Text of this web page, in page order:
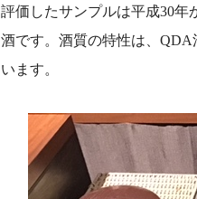
評価したサンプルは平成30年
酒です。酒質の特性は、
います。